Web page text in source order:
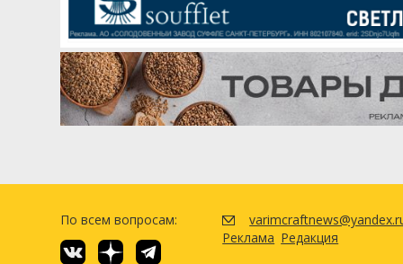
Халлертау Миттельфрю
Дрожжи
White Labs - German Ale/
По всем вопросам:
Реклама Редакция